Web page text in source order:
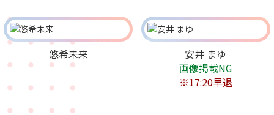
悠希未来
安井 まゆ
画像掲載NG
※17:20早退